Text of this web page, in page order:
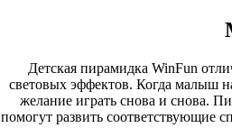
Детская пирамидка WinFun
световых эффектов. Когда малыш
желание играть снова и снова.
помогут развить соответствующие